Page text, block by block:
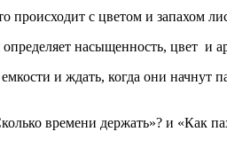
происходит с цветом и запахом
насыщенность, цвет и
и ждать, когда они начнут
времени держать»? и «Как